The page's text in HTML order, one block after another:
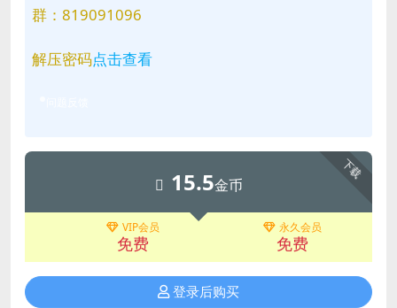
群：819091096
解压密码点击查看
下载
15.5金币
VIP会员
免费
永久会员
免费
登录后购买